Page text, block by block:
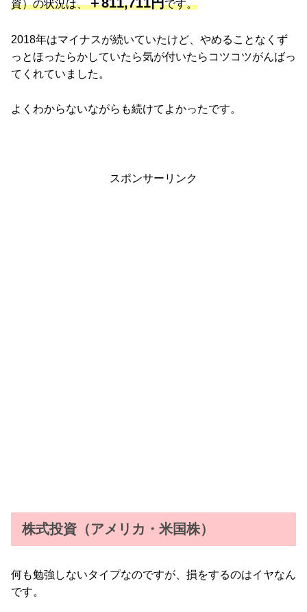
資）の状況は、 です。
2018年はマイナスが続いていたけど、やめることなくず
っとほったらかしていたら気が付いたらコツコツがんばっ
てくれていました。
よくわからないながらも続けてよかったです。
スポンサーリンク
株式投資（アメリカ・米国株）
何も勉強しないタイプなのですが、損をするのはイヤなん
です。